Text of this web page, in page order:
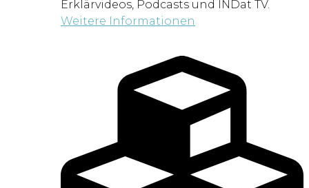
Erklärvideos, Podcasts und INDat TV.
Weitere Informationen